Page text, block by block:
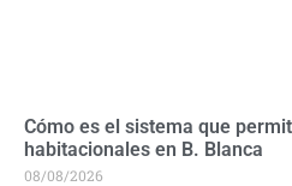
Cómo es el sistema que
habitacionales en B. Blanca
08/08/2026